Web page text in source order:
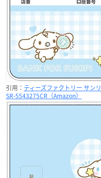
引用： ティーズファクトリー サン
SR-5543275CR（Amazon）